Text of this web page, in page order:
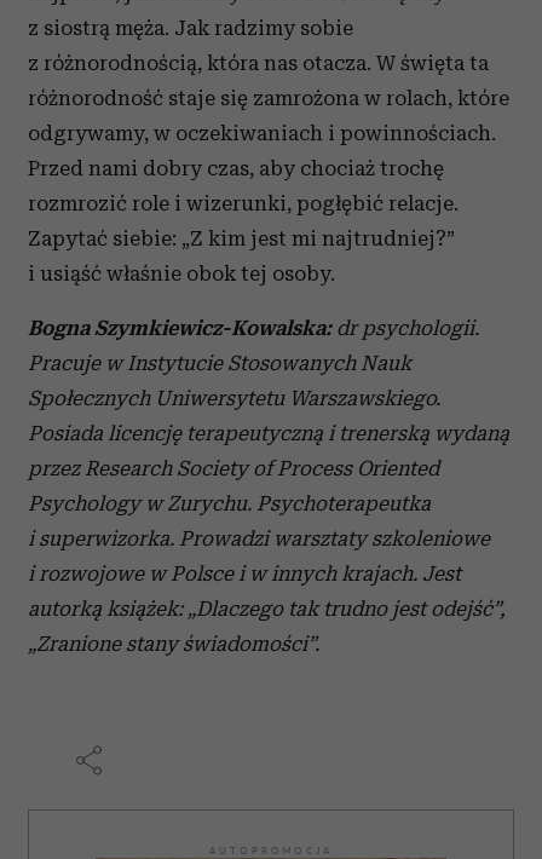
z siostrą męża. Jak radzimy sobie
z różnorodnością, która nas otacza. W święta ta
różnorodność staje się zamrożona w rolach, które
odgrywamy, w oczekiwaniach i powinnościach.
Przed nami dobry czas, aby chociaż trochę
rozmrozić role i wizerunki, pogłębić relacje.
Zapytać siebie: „Z kim jest mi najtrudniej?”
i usiąść właśnie obok tej osoby.
Bogna Szymkiewicz-Kowalska: dr psychologii.
Pracuje w Instytucie Stosowanych Nauk
Społecznych Uniwersytetu Warszawskiego.
Posiada licencję terapeutyczną i trenerską wydaną
przez Research Society of Process Oriented
Psychology w Zurychu. Psychoterapeutka
i superwizorka. Prowadzi warsztaty szkoleniowe
i rozwojowe w Polsce i w innych krajach. Jest
autorką książek: „Dlaczego tak trudno jest odejść”,
„Zranione stany świadomości”.
AUTOPROMOCJA